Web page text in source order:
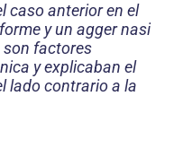
caso anterior en el
y un agger nasi
factores
y explicaban el
lado contrario a la